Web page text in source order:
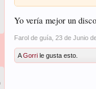
Yo vería mejor un
Farol de guía 23 de Junio
AGorri le gusta esto.